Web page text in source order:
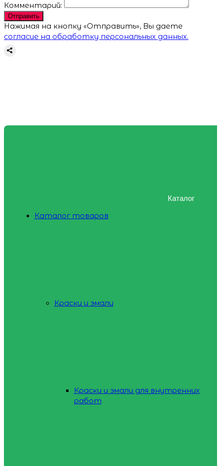
Комментарий:
Отправить
Нажимая на кнопку «Отправить», Вы даете
согласие на обработку персональных данных.
Каталог
Каталог товаров
Краски и эмали
Краски и эмали для внутренних
работ